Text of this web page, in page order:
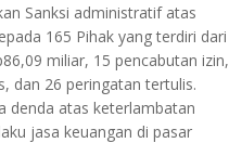
Sanksi administratif atas
165 Pihak yang terdiri dari
miliar, 15 pencabutan izin,
dan 26 peringatan tertulis.
denda atas keterlambatan
jasa keuangan di pasar